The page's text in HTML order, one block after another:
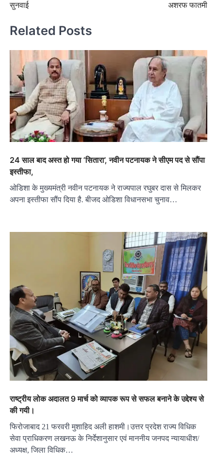
सुनवाई
अशरफ फातमी
Related Posts
24 साल बाद अस्त हो गया ‘सितारा’, नवीन पटनायक ने सीएम पद से सौंपा
इस्तीफा,
ओडिशा के मुख्यमंत्री नवीन पटनायक ने राज्यपाल रघुबर दास से मिलकर
अपना इस्तीफा सौंप दिया है. बीजद ओडिशा विधानसभा चुनाव…
राष्ट्रीय लोक अदालत 9 मार्च को व्यापक रूप से सफल बनाने के उद्देश्य से
की गयी।
फिरोजाबाद 21 फरवरी मुशाहिद अली हाशमी।उत्तर प्रदेश राज्य विधिक
सेवा प्राधिकरण लखनऊ के निर्देशानुसार एवं माननीय जनपद न्यायाधीश/
अध्यक्ष, जिला विधिक…